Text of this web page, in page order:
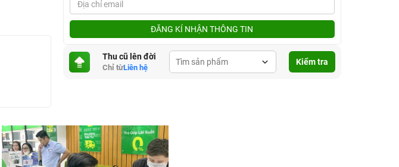
ĐĂNG KÍ NHẬN THÔNG TIN
Thu cũ lên đời
Chỉ từLiên hệ
Kiểm tra